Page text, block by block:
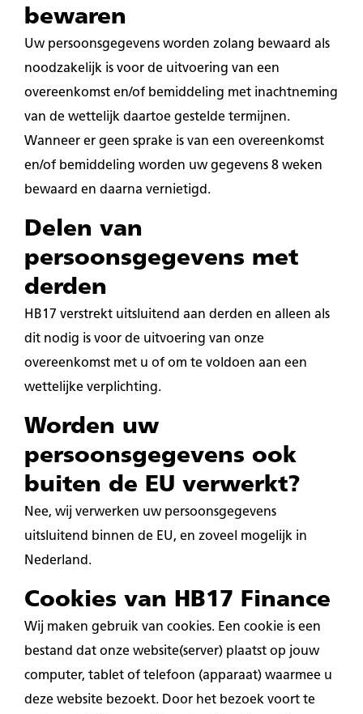
bewaren
Uw persoonsgegevens worden zolang bewaard als
noodzakelijk is voor de uitvoering van een
overeenkomst en/of bemiddeling met inachtneming
van de wettelijk daartoe gestelde termijnen.
Wanneer er geen sprake is van een overeenkomst
en/of bemiddeling worden uw gegevens 8 weken
bewaard en daarna vernietigd.
Delen van
persoonsgegevens met
derden
HB17 verstrekt uitsluitend aan derden en alleen als
dit nodig is voor de uitvoering van onze
overeenkomst met u of om te voldoen aan een
wettelijke verplichting.
Worden uw
persoonsgegevens ook
buiten de EU verwerkt?
Nee, wij verwerken uw persoonsgegevens
uitsluitend binnen de EU, en zoveel mogelijk in
Nederland.
Cookies van HB17 Finance
Wij maken gebruik van cookies. Een cookie is een
bestand dat onze website(server) plaatst op jouw
computer, tablet of telefoon (apparaat) waarmee u
deze website bezoekt. Door het bezoek voort te